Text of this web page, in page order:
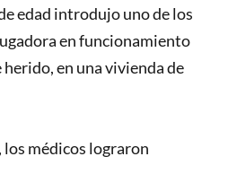
edad introdujo uno de los
en funcionamiento
en una vivienda de
médicos lograron